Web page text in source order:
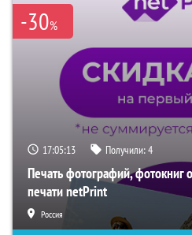
-30%
17:05:12 Получили:4
Печать фотографий, фотокниг
печати netPrint
Россия